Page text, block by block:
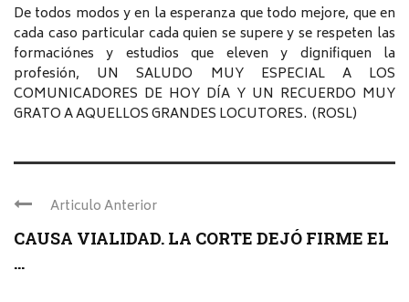
De todos modos y en la esperanza que todo mejore, que en
cada caso particular cada quien se supere y se respeten las
formaciónes y estudios que eleven y dignifiquen la
profesión, UN SALUDO MUY ESPECIAL A LOS
COMUNICADORES DE HOY DÍA Y UN RECUERDO MUY
GRATO A AQUELLOS GRANDES LOCUTORES. (ROSL)
Articulo Anterior
CAUSA VIALIDAD. LA CORTE DEJÓ FIRME EL
...